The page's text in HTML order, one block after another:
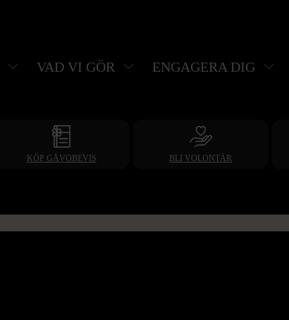
VAD VI GÖR ENGAGERA DIG
KÖP GÅVOBEVIS BLI VOLONTÄR